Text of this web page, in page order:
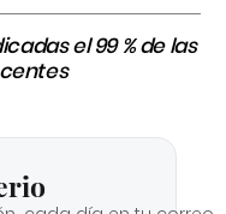
el 99 % de las